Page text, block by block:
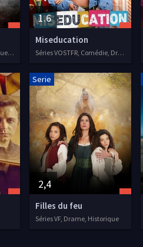
Séries VF, Drame, Historique, 2020
1.6
Miseducation
Séries VOSTFR, Comédie, Drame, Romance
2,4
Serie
Filles du feu
Séries VF, Drame, Historique